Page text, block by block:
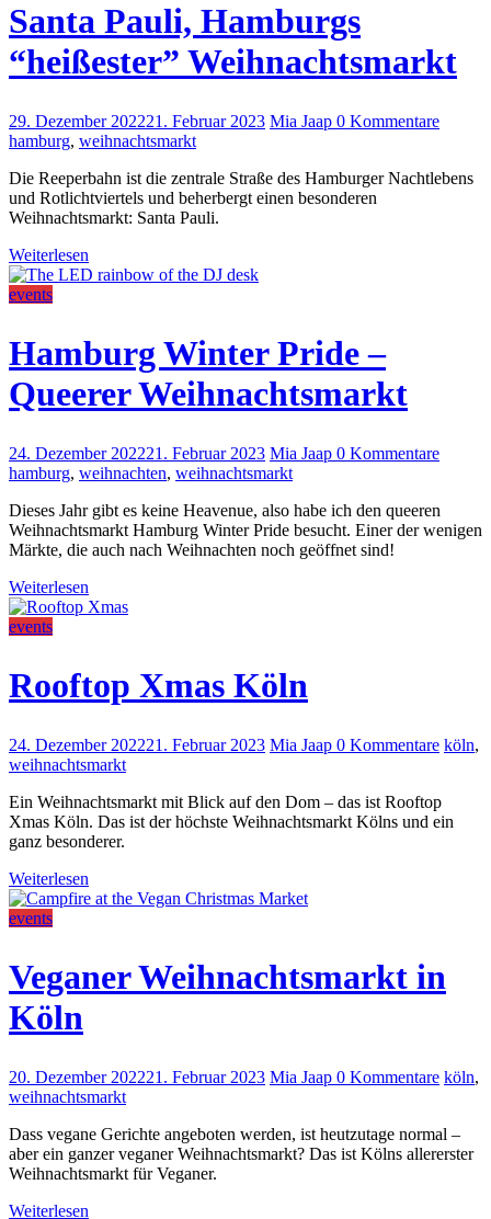
Santa Pauli, Hamburgs
“heißester” Weihnachtsmarkt
29. Dezember 202221. Februar 2023 Mia Jaap 0 Kommentare
hamburg, weihnachtsmarkt
Die Reeperbahn ist die zentrale Straße des Hamburger Nachtlebens
und Rotlichtviertels und beherbergt einen besonderen
Weihnachtsmarkt: Santa Pauli.
Weiterlesen
events
Hamburg Winter Pride –
Queerer Weihnachtsmarkt
24. Dezember 202221. Februar 2023 Mia Jaap 0 Kommentare
hamburg, weihnachten, weihnachtsmarkt
Dieses Jahr gibt es keine Heavenue, also habe ich den queeren
Weihnachtsmarkt Hamburg Winter Pride besucht. Einer der wenigen
Märkte, die auch nach Weihnachten noch geöffnet sind!
Weiterlesen
events
Rooftop Xmas Köln
24. Dezember 202221. Februar 2023 Mia Jaap 0 Kommentare köln,
weihnachtsmarkt
Ein Weihnachtsmarkt mit Blick auf den Dom – das ist Rooftop
Xmas Köln. Das ist der höchste Weihnachtsmarkt Kölns und ein
ganz besonderer.
Weiterlesen
events
Veganer Weihnachtsmarkt in
Köln
20. Dezember 202221. Februar 2023 Mia Jaap 0 Kommentare köln,
weihnachtsmarkt
Dass vegane Gerichte angeboten werden, ist heutzutage normal –
aber ein ganzer veganer Weihnachtsmarkt? Das ist Kölns allererster
Weihnachtsmarkt für Veganer.
Weiterlesen